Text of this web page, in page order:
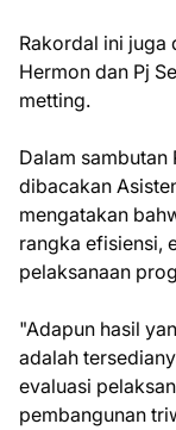
Rakordal ini juga
Hermon dan Pj
metting.
Dalam sambutan
dibacakan
mengatakan
rangka efisiensi,
pelaksanaan
"Adapun hasil
adalah
evaluasi
pembangunan